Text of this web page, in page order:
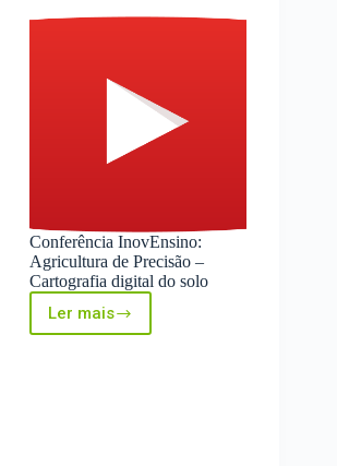
Conferência InovEnsino:
Agricultura de Precisão –
Cartografia digital do solo
Ler maisConferência
InovEnsino: